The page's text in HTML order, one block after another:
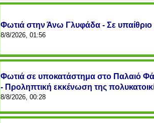
Φωτιά στην Άνω Γλυφάδα - Σε
8/8/2026, 01:56
Φωτιά σε υποκατάστημα στο Παλαιό
- Προληπτική εκκένωση της
8/8/2026, 00:28